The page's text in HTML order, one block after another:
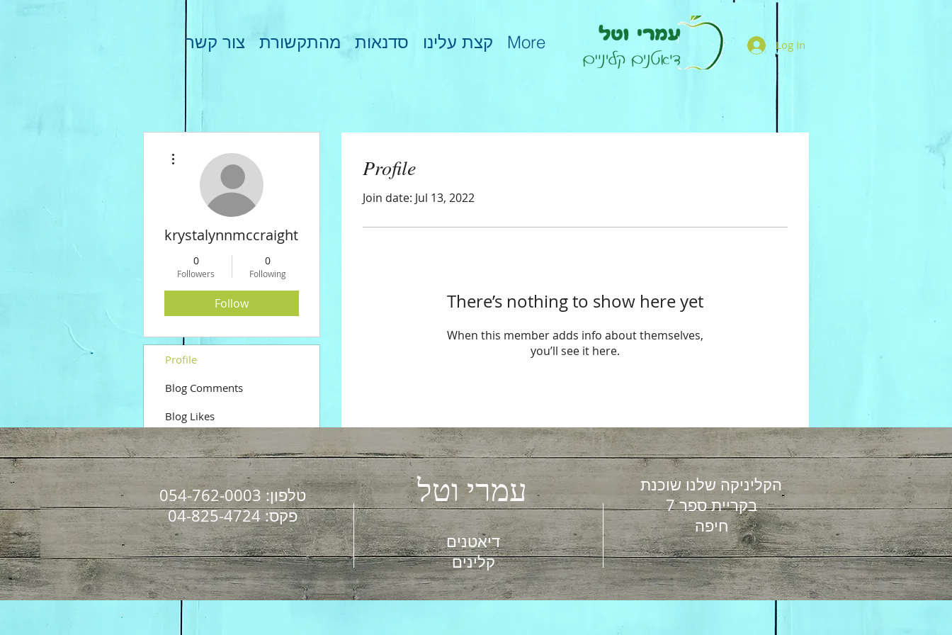
צור קשר מהתקשורת סדנאות קצת עלינו More Log In
Profile
Join date: Jul 13, 2022
There’s nothing to show here yet
When this member adds info about themselves,
you’ll see it here.
krystalynnmccraight0
0
Followers
0
Following
Follow
Profile
Blog Comments
Blog Likes
טלפון: 054-762-0003
פקס: 04-825-4724
עמרי וטל
דיאטנים
קלינים
הקליניקה שלנו שוכנת
בקריית ספר 7
חיפה